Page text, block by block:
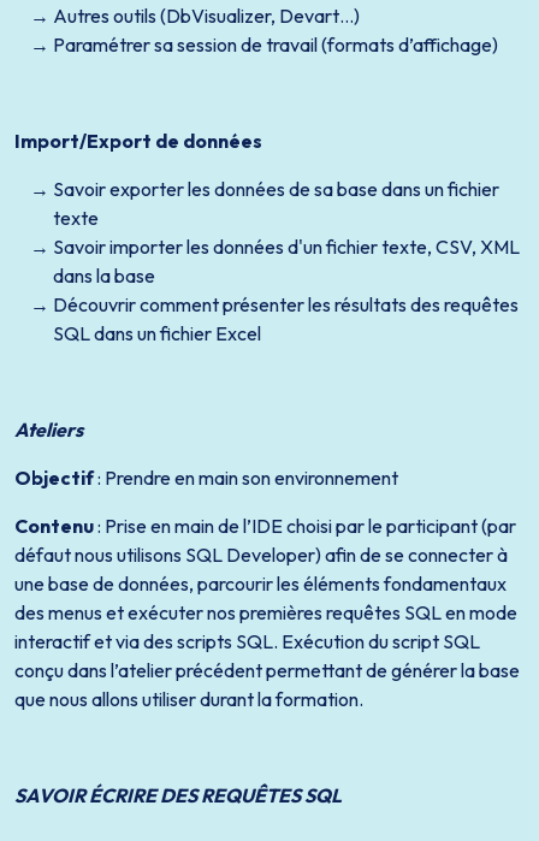
Autres outils (DbVisualizer, Devart…)
Paramétrer sa session de travail (formats d’affichage)
Import/Export de données
Savoir exporter les données de sa base dans un fichier
texte
Savoir importer les données d'un fichier texte, CSV, XML
dans la base
Découvrir comment présenter les résultats des requêtes
SQL dans un fichier Excel
Ateliers
Objectif: Prendre en main son environnement
Contenu: Prise en main de l’IDE choisi par le participant (par
défaut nous utilisons SQL Developer) afin de se connecter à
une base de données, parcourir les éléments fondamentaux
des menus et exécuter nos premières requêtes SQL en mode
interactif et via des scripts SQL. Exécution du script SQL
conçu dans l’atelier précédent permettant de générer la base
que nous allons utiliser durant la formation.
SAVOIR ÉCRIRE DES REQUÊTES SQL